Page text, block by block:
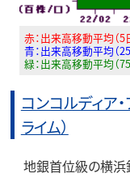
赤：出来高移動平均（5
青：出来高移動平均（25
緑：出来高移動平均（75
コンコルディア
ライム）
地銀首位級の横浜